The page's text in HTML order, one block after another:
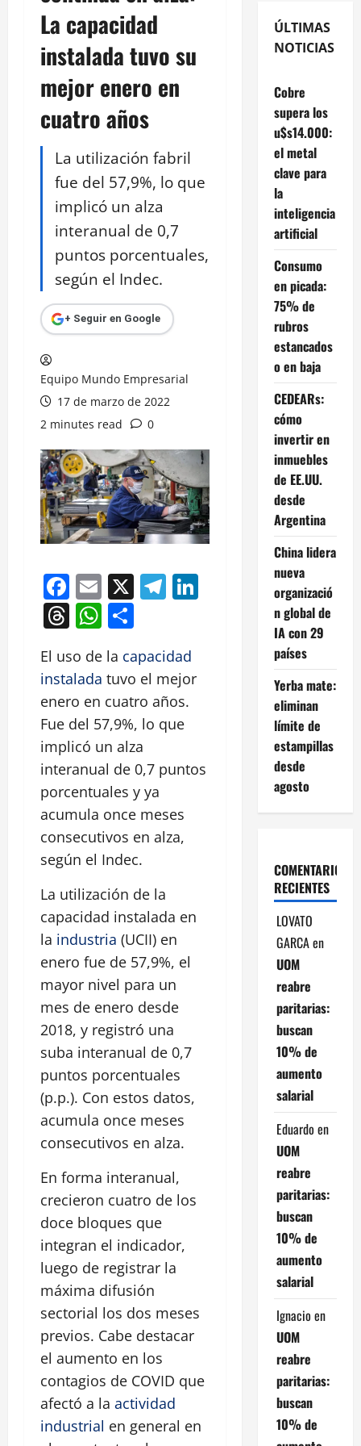
La capacidad
instalada tuvo su
mejor enero en
cuatro años
La utilización fabril
fue del 57,9%, lo que
implicó un alza
interanual de 0,7
puntos porcentuales,
según el Indec.
+ Seguir en Google
Equipo Mundo Empresarial
17 de marzo de 2022
2 minutes read
0
Facebook
Email
X Telegram
LinkedIn
Threads
WhatsApp
El uso de la capacidad
instalada tuvo el mejor
enero en cuatro años.
Fue del 57,9%, lo que
implicó un alza
interanual de 0,7 puntos
porcentuales y ya
acumula once meses
consecutivos en alza,
según el Indec.
La utilización de la
capacidad instalada en
la industria (UCII) en
enero fue de 57,9%, el
mayor nivel para un
mes de enero desde
2018, y registró una
suba interanual de 0,7
puntos porcentuales
(p.p.). Con estos datos,
acumula once meses
consecutivos en alza.
En forma interanual,
crecieron cuatro de los
doce bloques que
integran el indicador,
luego de registrar la
máxima difusión
sectorial los dos meses
previos. Cabe destacar
el aumento en los
contagios de COVID que
afectó a la actividad
industrial en general en
ÚLTIMAS
NOTICIAS
Cobre
supera los
u$s14.000:
el metal
clave para
la
inteligencia
artificial
Consumo
en picada:
75% de
rubros
estancados
o en baja
CEDEARs:
cómo
invertir en
inmuebles
de EE.UU.
desde
Argentina
China lidera
nueva
organizació
n global de
IA con 29
países
Yerba mate:
eliminan
límite de
estampillas
desde
agosto
COMENTARIOS
RECIENTES
LOVATO
GARCAen
UOM
reabre
paritarias:
buscan
10% de
aumento
salarial
Eduardo en
UOM
reabre
paritarias:
buscan
10% de
aumento
salarial
Ignacio en
UOM
reabre
paritarias:
buscan
10% de